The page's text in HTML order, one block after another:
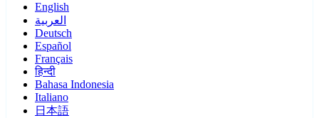
English
العربية
Deutsch
Español
Français
हिन्दी
Bahasa Indonesia
Italiano
日本語